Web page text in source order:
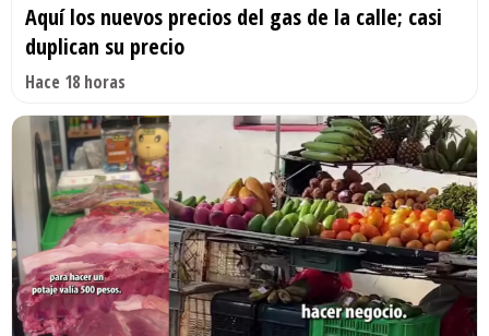
Aquí los nuevos precios del gas de la calle; casi
duplican su precio
Hace 18 horas